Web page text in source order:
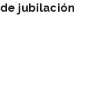
jubilación